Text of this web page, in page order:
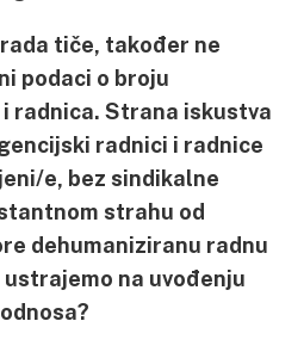
tiče, također ne
podaci o broju
radnica. Strana iskustva
radnici i radnice
e, bez sindikalne
strahu od
dehumaniziranu radnu
na uvođenju